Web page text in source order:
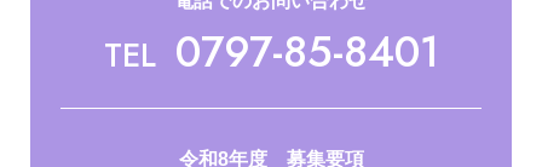
TEL 0797-85-8401
令和8年度 募集要項